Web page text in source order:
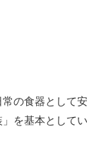
の食器として
を基本としてい